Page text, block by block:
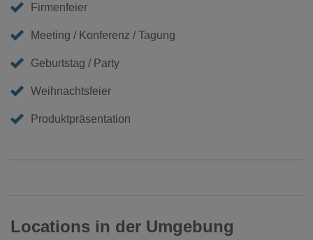
Firmenfeier
Meeting / Konferenz / Tagung
Geburtstag / Party
Weihnachtsfeier
Produktpräsentation
Locations in der Umgebung